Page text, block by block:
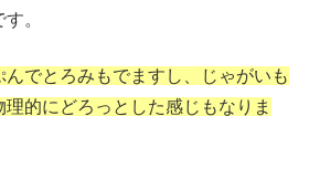
。
んでとろみもでますし、じゃがいも
的にどろっとした感じもなりま